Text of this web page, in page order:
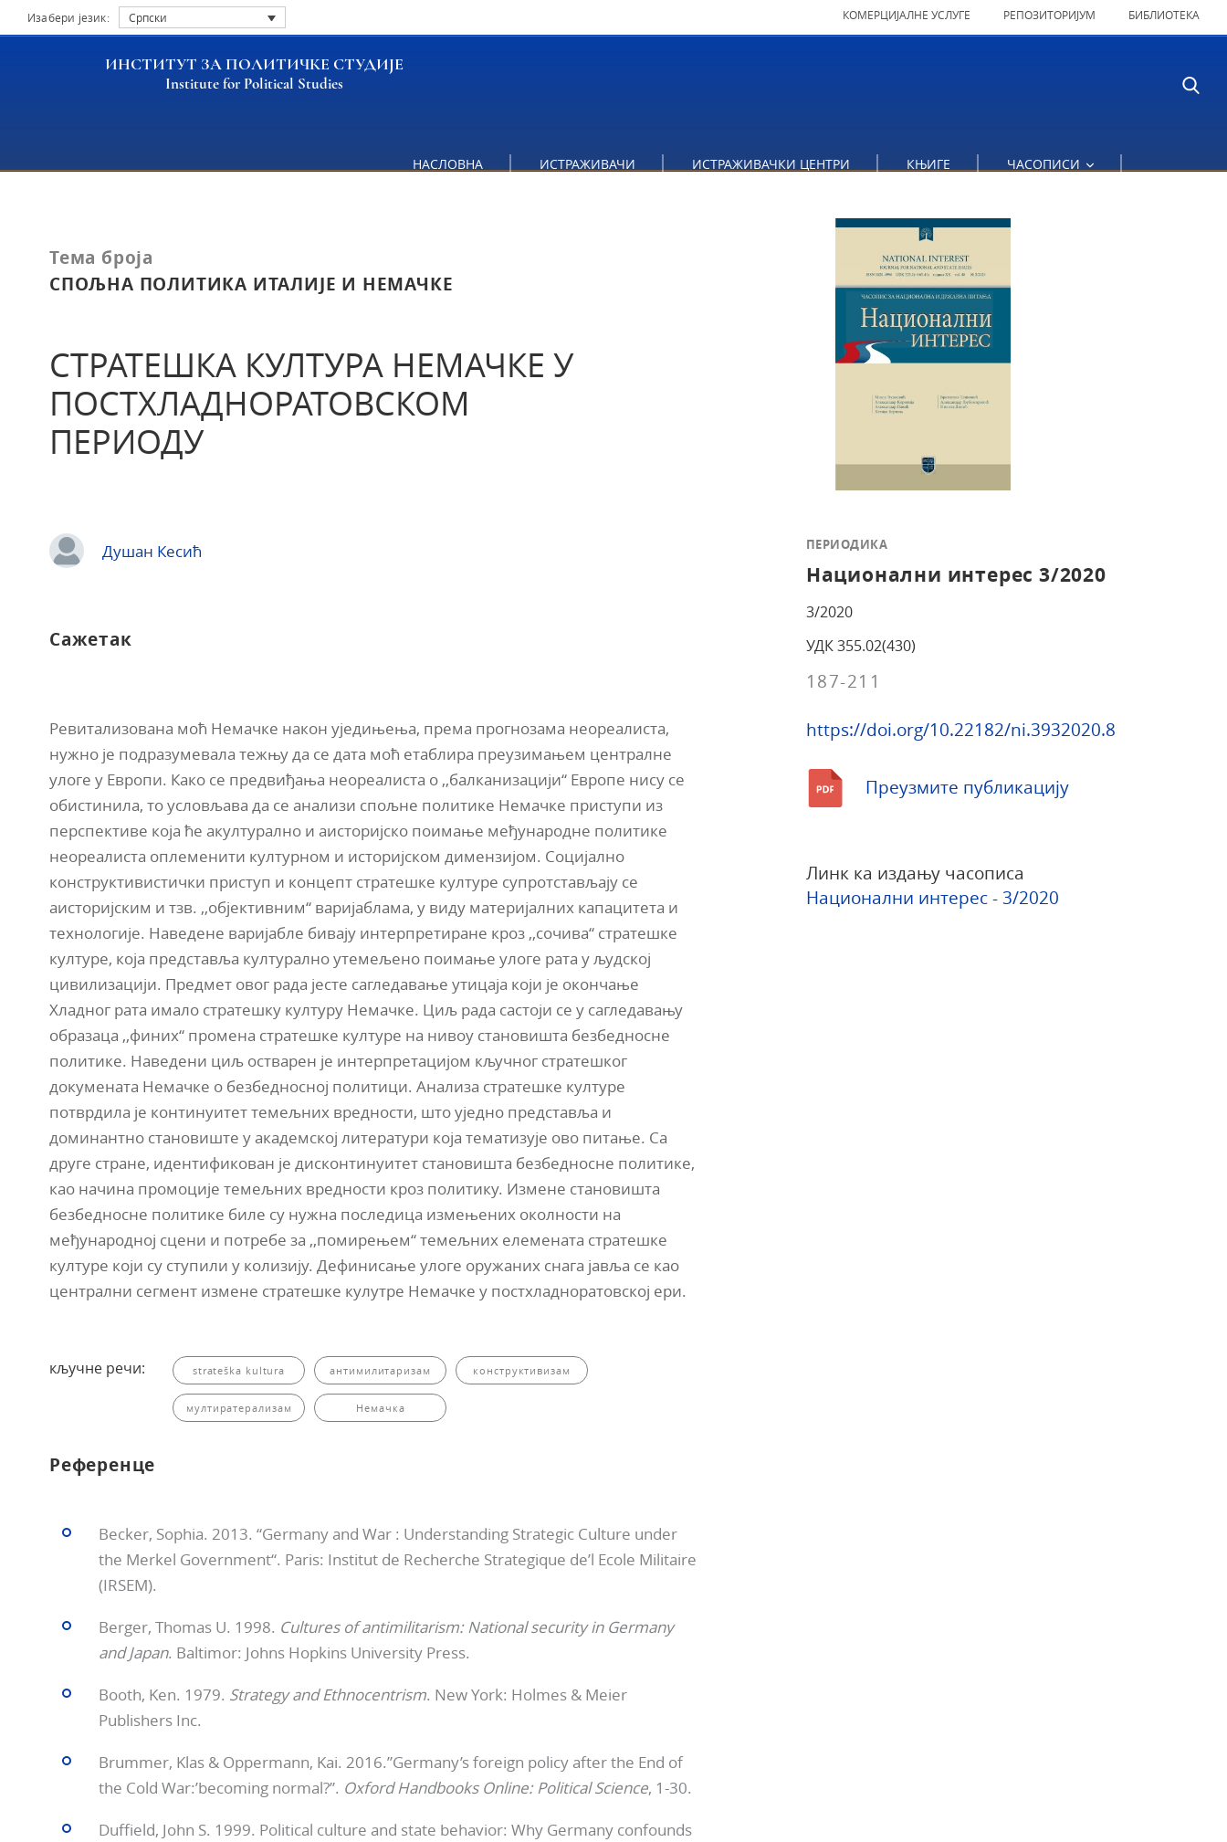
Изабери језик: Српски КОМЕРЦИЈАЛНЕ УСЛУГЕ РЕПОЗИТОРИЈУМ БИБЛИОТЕКА
ИНСТИТУТ ЗА ПОЛИТИЧКЕ СТУДИЈЕ
Institute for Political Studies
НАСЛОВНА ИСТРАЖИВАЧИ ИСТРАЖИВАЧКИ ЦЕНТРИ КЊИГЕ ЧАСОПИСИ
Тема броја
СПОЉНА ПОЛИТИКА ИТАЛИЈЕ И НЕМАЧКЕ
СТРАТЕШКА КУЛТУРА НЕМАЧКЕ У
ПОСТХЛАДНОРАТОВСКОМ
ПЕРИОДУ
Душан Кесић
Сажетак
Ревитализована моћ Немачке након уједињења, према прогнозама неореалиста,
нужно је подразумевала тежњу да се дата моћ етаблира преузимањем централне
улоге у Европи. Како се предвиђања неореалиста о ,,балканизацији“ Европе нису се
обистинила, то условљава да се анализи спољне политике Немачке приступи из
перспективе која ће акултурално и аисторијско поимање међународне политике
неореалиста оплеменити културном и историјском димензијом. Социјално
конструктивистички приступ и концепт стратешке културе супротстављају се
аисторијским и тзв. ,,објективним“ варијаблама, у виду материјалних капацитета и
технологије. Наведене варијабле бивају интерпретиране кроз ,,сочива“ стратешке
културе, која представља културално утемељено поимање улоге рата у људској
цивилизацији. Предмет овог рада јесте сагледавање утицаја који је окончање
Хладног рата имало стратешку културу Немачке. Циљ рада састоји се у сагледавању
образаца ,,финих“ промена стратешке културе на нивоу становишта безбедносне
политике. Наведени циљ остварен je интерпретацијом кључног стратешког
докумената Немачке о безбедносној политици. Анализа стратешке културе
потврдила је континуитет темељних вредности, што уједно представља и
доминантно становиште у академској литератури која тематизује ово питање. Са
друге стране, идентификован је дисконтинуитет становишта безбедносне политике,
као начина промоције темељних вредности кроз политику. Измене становишта
безбедносне политике биле су нужна последица измењених околности на
међународној сцени и потребе за ,,помирењем“ темељних елемената стратешке
културе који су ступили у колизију. Дефинисање улоге оружаних снага јавља се као
централни сегмент измене стратешке кулутре Немачке у постхладноратовској ери.
кључне речи: strateška kultura антимилитаризам конструктивизам
мултиратерализам Немачка
Референце
Becker, Sophia. 2013. “Germany and War : Understanding Strategic Culture under
the Merkel Government“. Paris: Institut de Recherche Strategique de’l Ecole Militaire
(IRSEM).
Berger, Thomas U. 1998. Cultures of antimilitarism: National security in Germany
and Japan. Baltimor: Johns Hopkins University Press.
Booth, Ken. 1979. Strategy and Ethnocentrism. New York: Holmes & Meier
Publishers Inc.
Brummer, Klas & Oppermann, Kai. 2016.”Germany’s foreign policy after the End of
the Cold War:’becoming normal?”. Oxford Handbooks Online: Political Science, 1-30.
Duffield, John S. 1999. Political culture and state behavior: Why Germany confounds
ПЕРИОДИКА
Национални интерес 3/2020
3/2020
УДК 355.02(430)
187-211
https://doi.org/10.22182/ni.3932020.8
Преузмите публикацију
Линк ка издању часописа
Национални интерес - 3/2020